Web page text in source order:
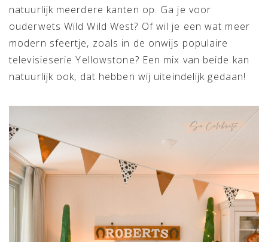
natuurlijk meerdere kanten op. Ga je voor
ouderwets Wild Wild West? Of wil je een wat meer
modern sfeertje, zoals in de onwijs populaire
televisieserie Yellowstone? Een mix van beide kan
natuurlijk ook, dat hebben wij uiteindelijk gedaan!